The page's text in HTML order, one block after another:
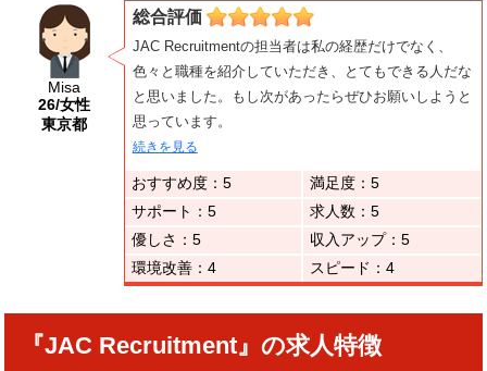
Misa
26/女性
東京都
総合評価
JAC Recruitmentの担当者は私の経歴だけでなく、
色々と職種を紹介していただき、とてもできる人だな
と思いました。もし次があったらぜひお願いしようと
思っています。
続きを見る
おすすめ度：5
満足度：5
サポート：5
求人数：5
優しさ：5
収入アップ：5
環境改善：4
スピード：4
『JAC Recruitment』の求人特徴